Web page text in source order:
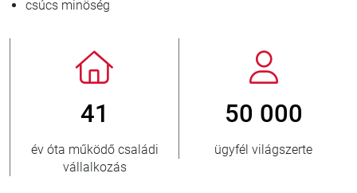
csúcs minöség
41
év óta működő családi
vállalkozás
50 000
ügyfél világszerte